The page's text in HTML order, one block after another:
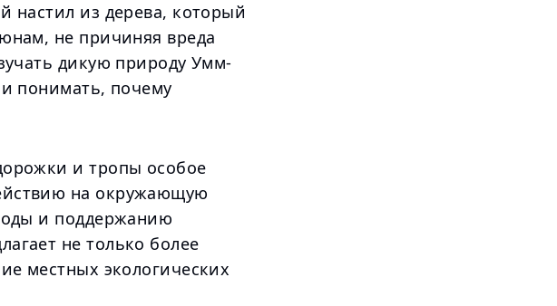
настил из дерева, который
не причиняя вреда
дикую природу Умм-
понимать, почему
и тропы особое
на окружающую
и поддержанию
не только более
местных экологических